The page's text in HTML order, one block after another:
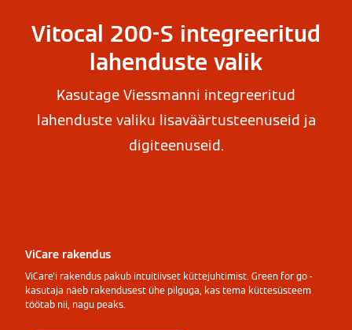
Vitocal 200-S integreeritud
lahenduste valik
Kasutage Viessmanni integreeritud
lahenduste valiku lisaväärtusteenuseid ja
digiteenuseid.
ViCare rakendus
ViCare'i rakendus pakub intuitiivset küttejuhtimist. Green for go -
kasutaja näeb rakendusest ühe pilguga, kas tema küttesüsteem
töötab nii, nagu peaks.